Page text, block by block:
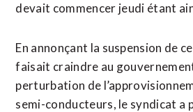
devait commencer ⁠jeudi étant
En annonçant la suspension ‌de
faisait craindre au
perturbation de
semi-conducteurs, le syndicat a